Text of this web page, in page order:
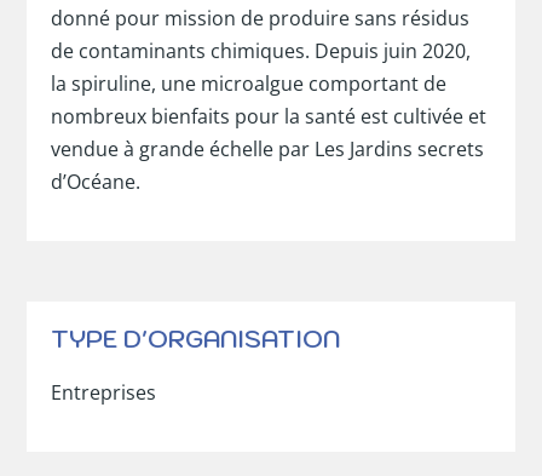
TYPE D'ORGANISATION
Entreprises
donné pour mission de produire sans résidus
de contaminants chimiques. Depuis juin 2020,
la spiruline, une microalgue comportant de
nombreux bienfaits pour la santé est cultivée et
vendue à grande échelle par Les Jardins secrets
d’Océane.